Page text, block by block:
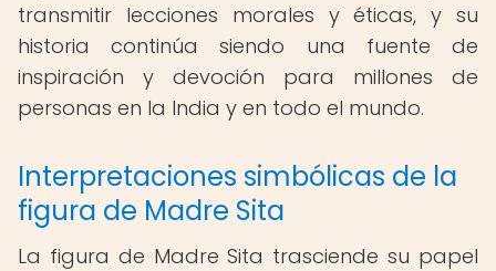
transmitir lecciones morales y éticas, y su
historia continúa siendo una fuente de
inspiración y devoción para millones de
personas en la India y en todo el mundo.
Interpretaciones simbólicas de la
figura de Madre Sita
La figura de Madre Sita trasciende su papel